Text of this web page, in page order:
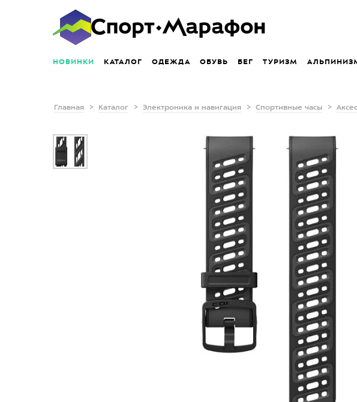
НОВИНКИ КАТАЛОГ ОДЕЖДА ОБУВЬ БЕГ ТУРИЗМ
Главная Каталог Электроника и навигация Спортивные часы